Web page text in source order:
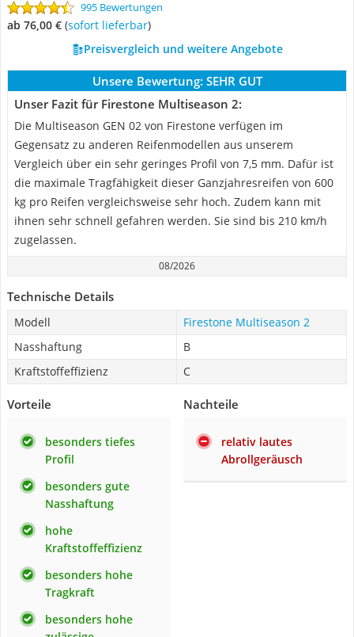
995 Bewertungen
ab 76,00 € ( Sofort lieferbar)
Preisvergleich und weitere Angebote
Unsere Bewertung: SEHR GUT
Unser Fazit für Firestone Multiseason 2:
Die Multiseason GEN 02 von Firestone verfügen im
Gegensatz zu anderen Reifenmodellen aus unserem
Vergleich über ein sehr geringes Profil von 7,5 mm. Dafür ist
die maximale Tragfähigkeit dieser Ganzjahresreifen von 600
kg pro Reifen vergleichsweise sehr hoch. Zudem kann mit
ihnen sehr schnell gefahren werden. Sie sind bis 210 km/h
zugelassen.
08/2026
Technische Details
Modell
Firestone Multiseason 2
Nasshaftung
B
Kraftstoffeffizienz
C
Vorteile
besonders tiefes
Profil
besonders gute
Nasshaftung
hohe
Kraftstoffeffizienz
besonders hohe
Tragkraft
besonders hohe
Nachteile
relativ lautes
Abrollgeräusch